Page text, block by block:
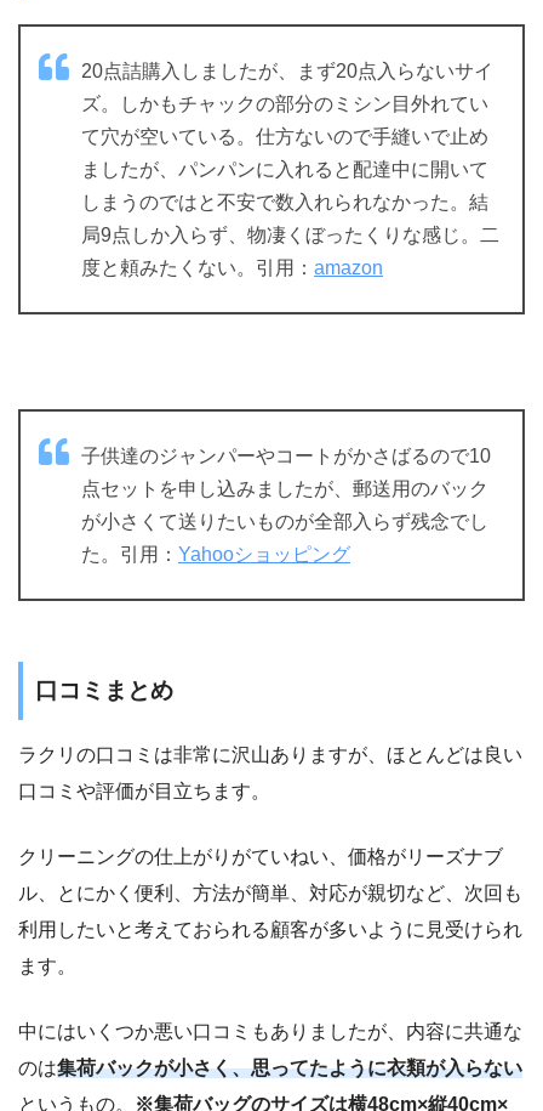
20点詰購入しましたが、まず20点入らないサイ
ズ。しかもチャックの部分のミシン目外れてい
て穴が空いている。仕方ないので手縫いで止め
ましたが、パンパンに入れると配達中に開いて
しまうのではと不安で数入れられなかった。結
局9点しか入らず、物凄くぼったくりな感じ。二
度と頼みたくない。引用： amazon
子供達のジャンパーやコートがかさばるので10
点セットを申し込みましたが、郵送用のバック
が小さくて送りたいものが全部入らず残念でし
た。引用： Yahooショッピング
口コミまとめ
ラクリの口コミは非常に沢山ありますが、ほとんどは良い
口コミや評価が目立ちます。
クリーニングの仕上がりがていねい、価格がリーズナブ
ル、とにかく便利、方法が簡単、対応が親切など、次回も
利用したいと考えておられる顧客が多いように見受けられ
ます。
中にはいくつか悪い口コミもありましたが、内容に共通な
のは集荷バックが小さく、思ってたように衣類が入らない
というもの。
※集荷バッグのサイズは横48cm×縦40cm×